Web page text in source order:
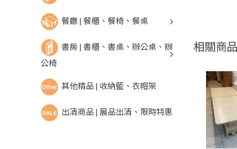
餐廳 | 餐櫃、餐椅、餐桌
書房 | 書櫃、書桌、辦公桌、辦
公椅
其他精品 | 收納籃、衣帽架
出清商品 | 展品出清、限時特惠
相關商品